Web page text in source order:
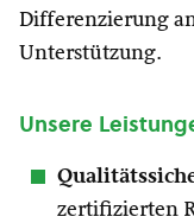
Differenzierung
Unterstützung.
Unsere
zertifizierten